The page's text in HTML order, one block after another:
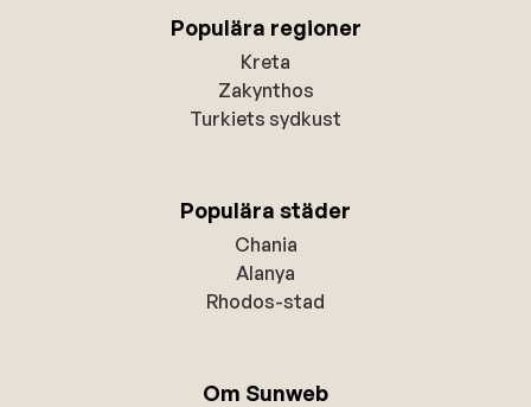
Populära regioner
Kreta
Zakynthos
Turkiets sydkust
Populära städer
Chania
Alanya
Rhodos-stad
Om Sunweb